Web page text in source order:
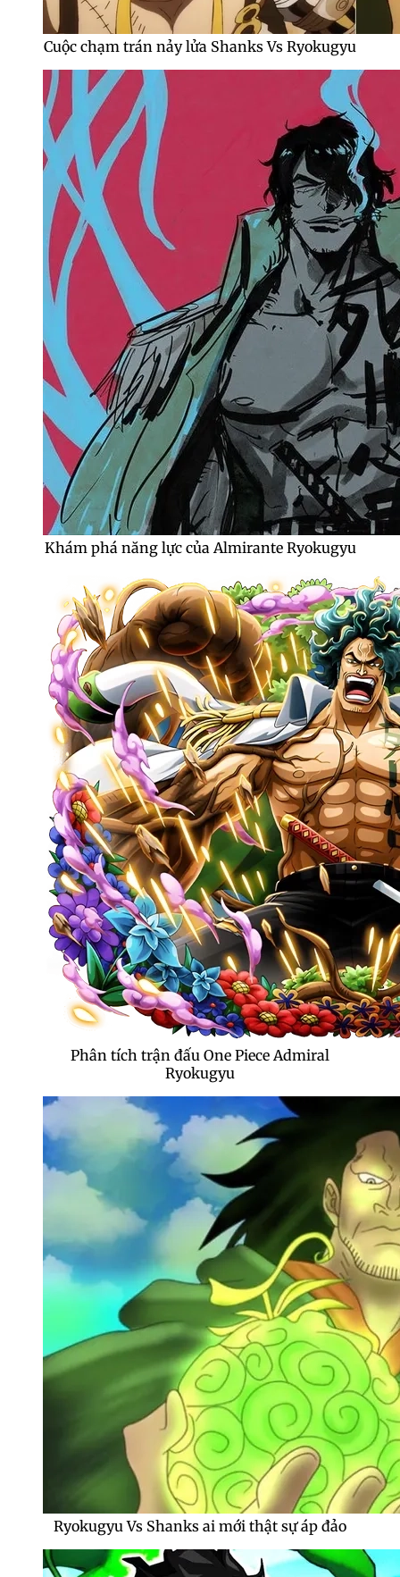
Cuộc chạm trán nảy lửa Shanks Vs Ryokugyu
Khám phá năng lực của Almirante Ryokugyu
Phân tích trận đấu One Piece Admiral
Ryokugyu
Ryokugyu Vs Shanks ai mới thật sự áp đảo